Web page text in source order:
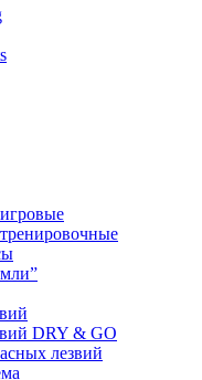
DRY & GO
лезвий